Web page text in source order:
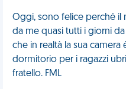
Oggi, sono felice perché il
da me quasi tutti i giorni
che in realtà la sua camera
dormitorio per i ragazzi
fratello. FML